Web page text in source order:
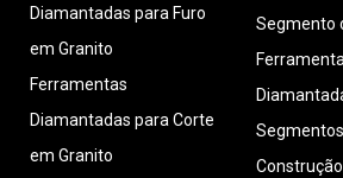
Diamantadas para Furo
em Granito
Ferramentas
Diamantadas para Corte
em Granito
Segmento
Construção